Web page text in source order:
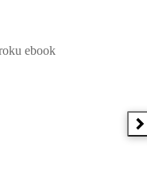
Patrycja Kubiesa -
ebook